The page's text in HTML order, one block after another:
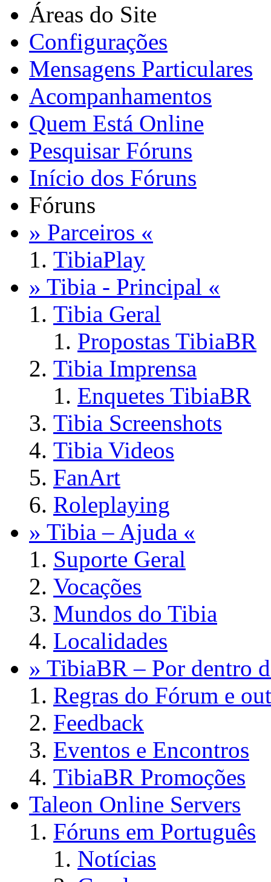
Áreas do Site
Configurações
Mensagens Particulares
Acompanhamentos
Quem Está Online
Pesquisar Fóruns
Início dos Fóruns
Fóruns
» Parceiros «
TibiaPlay
» Tibia - Principal «
Tibia Geral
Propostas TibiaBR
Tibia Imprensa
Enquetes TibiaBR
Tibia Screenshots
Tibia Videos
FanArt
Roleplaying
» Tibia – Ajuda «
Suporte Geral
Vocações
Mundos do Tibia
Localidades
» TibiaBR – Por dentro
Regras do Fórum e
Feedback
Eventos e Encontros
TibiaBR Promoções
Taleon Online Servers
Fóruns em Português
Notícias